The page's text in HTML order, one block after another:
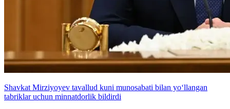
Shavkat Mirziyoyev tavallud kuni munosabati bilan yo‘llangan
tabriklar uchun minnatdorlik bildirdi